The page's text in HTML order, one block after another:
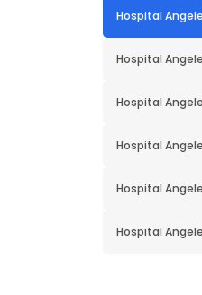
Hospital
Hospital
Hospital
Hospital
Hospital
Hospital